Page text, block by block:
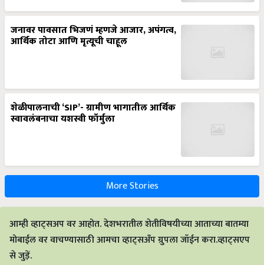
जनावर पावसात भिजणं म्हणजे आजार, अपंगत्व,
आर्थिक तोटा आणि मृत्यूची चाहूल
शेळीपालनाची ‘SIP’- ग्रामीण भागातील आर्थिक
स्वावलंबनाचा यशस्वी फॉर्मुला
More Stories
आम्ही व्हाट्सअप वर आहोत. देशभरातील शेतीविषयीच्या आताच्या बातम्या
मोबाईल वर वाचण्यासाठी आमचा व्हाट्सअँप ग्रुपला जॉईन करा.व्हाट्सएप
से जुड़ें.